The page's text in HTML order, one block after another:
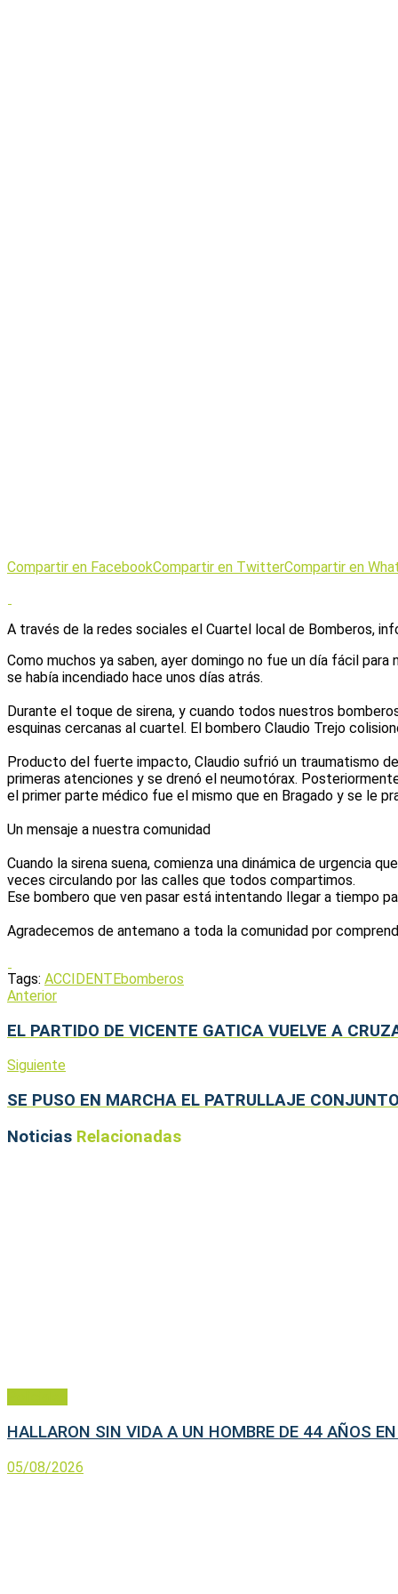
Compartir en FacebookCompartir en TwitterCompartir en
A través de la redes sociales el Cuartel local de Bomberos,
Como muchos ya saben, ayer domingo no fue un día fácil
se había incendiado hace unos días atrás.
Durante el toque de sirena, y cuando todos nuestros
esquinas cercanas al cuartel. El bombero Claudio Trejo
Producto del fuerte impacto, Claudio sufrió un traumatismo
primeras atenciones y se drenó el neumotórax.
el primer parte médico fue el mismo que en Bragado y se le
Un mensaje a nuestra comunidad
Cuando la sirena suena, comienza una dinámica de urgencia
veces circulando por las calles que todos compartimos.
Ese bombero que ven pasar está intentando llegar a tiempo
Agradecemos de antemano a toda la comunidad por
Tags: ACCIDENTEbomberos
Anterior
EL PARTIDO DE VICENTE GATICA VUELVE A
Siguiente
SE PUSO EN MARCHA EL PATRULLAJE
Noticias Relacionadas
HALLARON SIN VIDA A UN HOMBRE DE 44 AÑOS
05/08/2026